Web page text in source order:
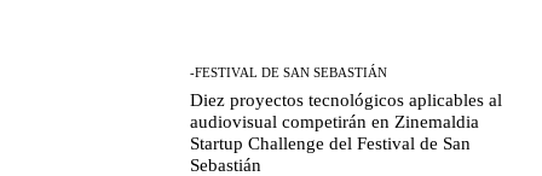
-FESTIVAL DE SAN SEBASTIÁN
Diez proyectos tecnológicos aplicables al
audiovisual competirán en Zinemaldia
Startup Challenge del Festival de San
Sebastián